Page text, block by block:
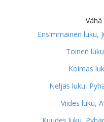
Ensimmäinen luku,
Toinen
Kolmas
Neljäs luku,
Viides luku,